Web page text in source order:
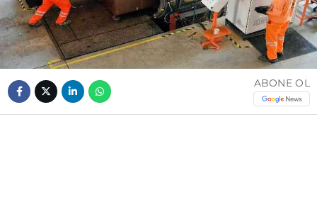
ABONE OL